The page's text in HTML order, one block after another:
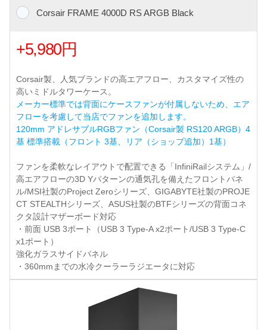
Corsair FRAME 4000D RS ARGB Black
+5,980円
Corsair製、人気ブランドの高エアフロー、カスタマイズ性の
高いミドルタワーケース。
メーカー標準では背面にケースファンが付属しないため、エア
フローを考慮して当店でファンを追加します。
120mm アドレサブルRGBファン（Corsair製 RS120 ARGB）4
基 標準搭載（フロント 3基、リア（ショップ追加）1基）
ファンを柔軟なレイアウトで配置できる「InfiniRailシステム」/
高エアフローの3D Yパターンの通気孔を備えたフロントパネ
ル/MSI社製のProject Zeroシリーズ、GIGABYTE社製のPROJE
CT STEALTHシリーズ、ASUS社製のBTFシリーズの背面コネ
クタ設計マザーボード対応
・前面 USB 3ポート（USB 3 Type-A x2ポート/USB 3 Type-C
x1ポート）
強化ガラスサイドパネル
・360mmまでの水冷クーラーラジエータに対応